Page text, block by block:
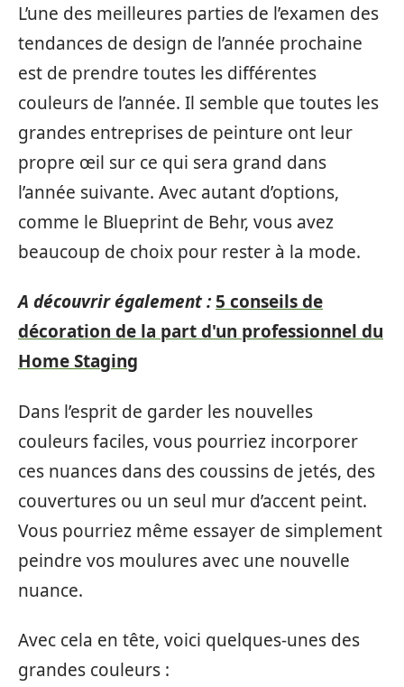
L’une des meilleures parties de l’examen des
tendances de design de l’année prochaine
est de prendre toutes les différentes
couleurs de l’année. Il semble que toutes les
grandes entreprises de peinture ont leur
propre œil sur ce qui sera grand dans
l’année suivante. Avec autant d’options,
comme le Blueprint de Behr, vous avez
beaucoup de choix pour rester à la mode.
A découvrir également : 5 conseils de
décoration de la part d'un professionnel du
Home Staging
Dans l’esprit de garder les nouvelles
couleurs faciles, vous pourriez incorporer
ces nuances dans des coussins de jetés, des
couvertures ou un seul mur d’accent peint.
Vous pourriez même essayer de simplement
peindre vos moulures avec une nouvelle
nuance.
Avec cela en tête, voici quelques-unes des
grandes couleurs :